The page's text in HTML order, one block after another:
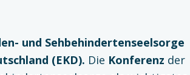
und Sehbehindertenseelsorge
(EKD). Die Konferenz der